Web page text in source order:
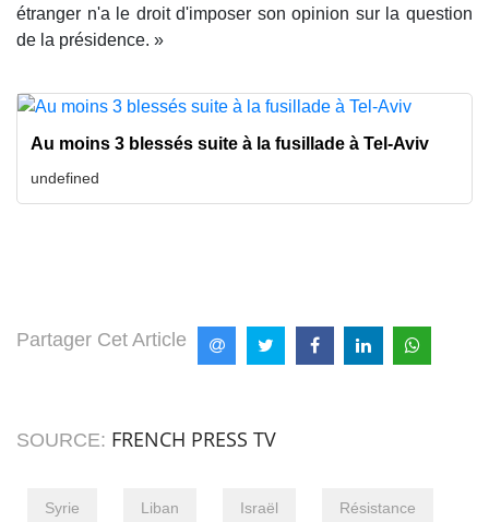
étranger n'a le droit d'imposer son opinion sur la question
de la présidence. »
Au moins 3 blessés suite à la fusillade à Tel-Aviv
undefined
Partager Cet Article
SOURCE: FRENCH PRESS TV
Syrie Liban Israël Résistance